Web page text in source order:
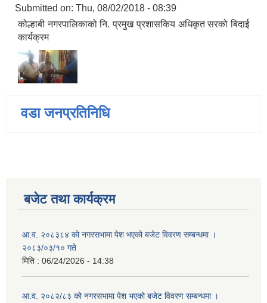
Submitted on: Thu, 08/02/2018 - 08:39
कोल्हाबी नगरपालिकाको नि. प्रमुख प्रशासकिय अधिकृत सरको बिदाई
कार्यक्रम
वडा जनप्रतिनिधि
बजेट तथा कार्यक्रम
आ.व. २०८३८४ को नगरसभामा पेश भएको बजेट विवरण सम्बन्धमा ।
२०८३/०३/१० गते
मिति : 06/24/2026 - 14:38
आ.व. २०८२/८३ को नगरसभामा पेश भएको बजेट विवरण सम्बन्धमा ।